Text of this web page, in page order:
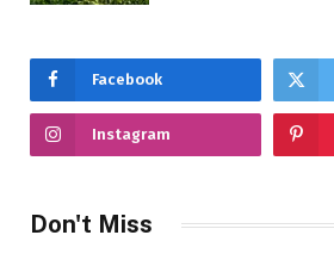
Facebook
Instagram
Don't Miss